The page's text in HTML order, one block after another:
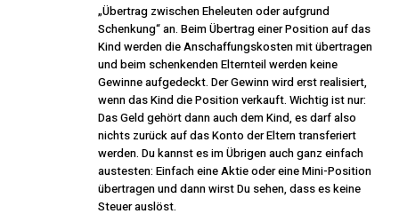
„Übertrag zwischen Eheleuten oder aufgrund
Schenkung“ an. Beim Übertrag einer Position auf das
Kind werden die Anschaffungskosten mit übertragen
und beim schenkenden Elternteil werden keine
Gewinne aufgedeckt. Der Gewinn wird erst realisiert,
wenn das Kind die Position verkauft. Wichtig ist nur:
Das Geld gehört dann auch dem Kind, es darf also
nichts zurück auf das Konto der Eltern transferiert
werden. Du kannst es im Übrigen auch ganz einfach
austesten: Einfach eine Aktie oder eine Mini-Position
übertragen und dann wirst Du sehen, dass es keine
Steuer auslöst.